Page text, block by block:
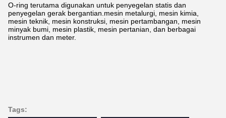
O-ring terutama digunakan untuk penyegelan statis dan
penyegelan gerak bergantian.mesin metalurgi, mesin kimia,
mesin teknik, mesin konstruksi, mesin pertambangan, mesin
minyak bumi, mesin plastik, mesin pertanian, dan berbagai
instrumen dan meter.
Tags: